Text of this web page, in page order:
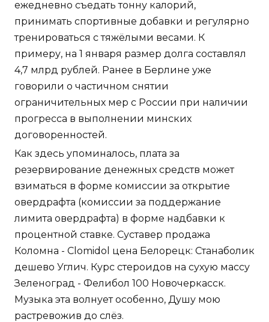
ежедневно съедать тонну калорий,
принимать спортивные добавки и регулярно
тренироваться с тяжёлыми весами. К
примеру, на 1 января размер долга составлял
4,7 млрд рублей. Ранее в Берлине уже
говорили о частичном снятии
ограничительных мер с России при наличии
прогресса в выполнении минских
договоренностей.
Как здесь упоминалось, плата за
резервирование денежных средств может
взиматься в форме комиссии за открытие
овердрафта (комиссии за поддержание
лимита овердрафта) в форме надбавки к
процентной ставке. Суставер продажа
Коломна - Clomidol цена Белорецк: Станаболик
дешево Углич. Курс стероидов на сухую массу
Зеленоград - Фелибол 100 Новочеркасск.
Музыка эта волнует особенно, Душу мою
растревожив до слёз.